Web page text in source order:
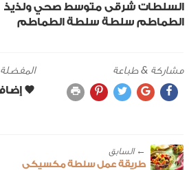
السلطات شرقى متوسط صحي ولذيذ
الطماطم سلطة سلطة الطماطم
مشاركة & طباعة المفضلة
← ‎السابق
طريقة عمل سلطة مكسيكى